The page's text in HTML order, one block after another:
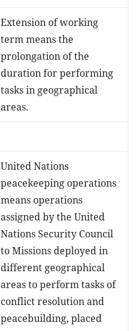
Extension of working
term means the
prolongation of the
duration for performing
tasks in geographical
areas.
United Nations
peacekeeping operations
means operations
assigned by the United
Nations Security Council
to Missions deployed in
different geographical
areas to perform tasks of
conflict resolution and
peacebuilding, placed